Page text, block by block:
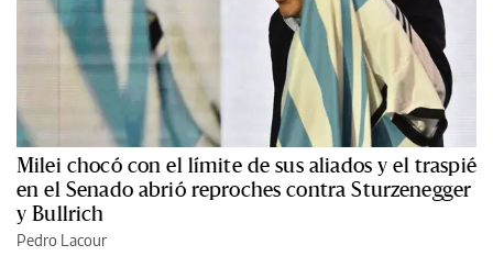
Milei chocó con el límite de sus aliados y el traspié
en el Senado abrió reproches contra Sturzenegger
y Bullrich
Pedro Lacour